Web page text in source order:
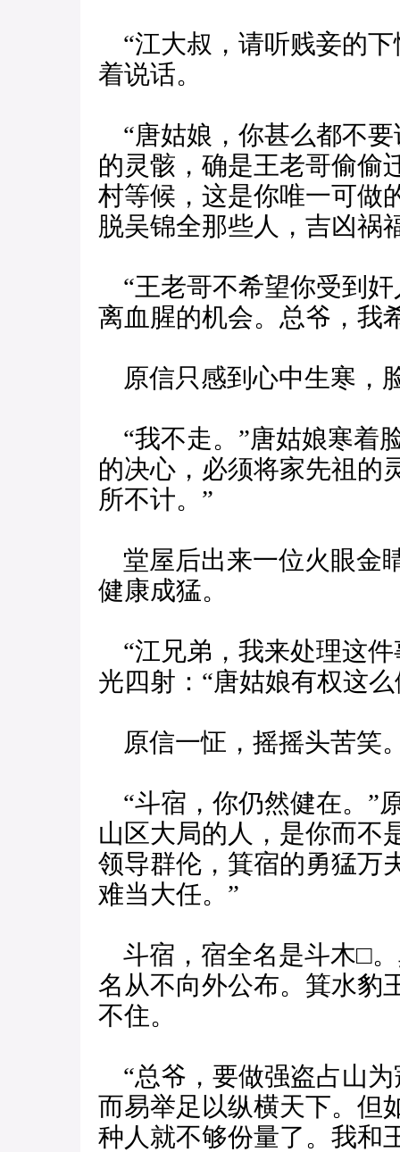
“江大叔，请听贱妾的
着说话。
“唐姑娘，你甚么都不要
的灵骸，确是王老哥偷偷
村等候，这是你唯一可做
脱吴锦全那些人，吉凶祸
“王老哥不希望你受到
离血腥的机会。总爷，我
原信只感到心中生寒，
“我不走。”唐姑娘寒着
的决心，必须将家先祖的
所不计。”
堂屋后出来一位火眼金
健康成猛。
“江兄弟，我来处理这件
光四射：“唐姑娘有权这么
原信一怔，摇摇头苦笑
“斗宿，你仍然健在。”
山区大局的人，是你而不
领导群伦，箕宿的勇猛万
难当大任。”
斗宿，宿全名是斗木□
名从不向外公布。箕水豹
不住。
“总爷，要做强盗占山
而易举足以纵横天下。但
种人就不够份量了。我和